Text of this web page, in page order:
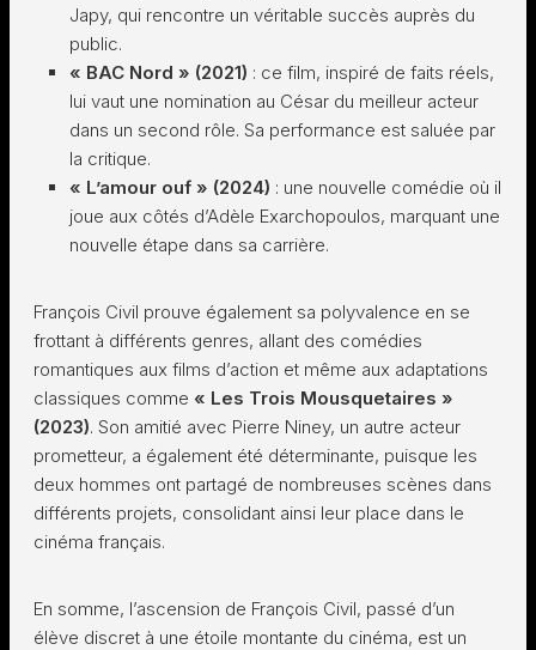
Japy, qui rencontre un véritable succès auprès du
public.
« BAC Nord » (2021) : ce film, inspiré de faits réels,
lui vaut une nomination au César du meilleur acteur
dans un second rôle. Sa performance est saluée par
la critique.
« L’amour ouf » (2024) : une nouvelle comédie où il
joue aux côtés d’Adèle Exarchopoulos, marquant une
nouvelle étape dans sa carrière.
François Civil prouve également sa polyvalence en se
frottant à différents genres, allant des comédies
romantiques aux films d’action et même aux adaptations
classiques comme « Les Trois Mousquetaires »
(2023). Son amitié avec Pierre Niney, un autre acteur
prometteur, a également été déterminante, puisque les
deux hommes ont partagé de nombreuses scènes dans
différents projets, consolidant ainsi leur place dans le
cinéma français.
En somme, l’ascension de François Civil, passé d’un
élève discret à une étoile montante du cinéma, est un